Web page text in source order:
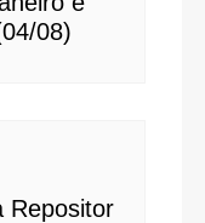
08)
Repositor